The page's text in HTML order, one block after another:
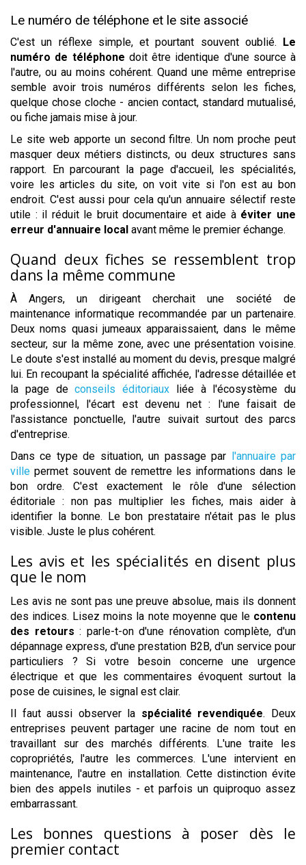
Le numéro de téléphone et le site associé
C'est un réflexe simple, et pourtant souvent oublié. Le
numéro de téléphone doit être identique d'une source à
l'autre, ou au moins cohérent. Quand une même entreprise
semble avoir trois numéros différents selon les fiches,
quelque chose cloche - ancien contact, standard mutualisé,
ou fiche jamais mise à jour.
Le site web apporte un second filtre. Un nom proche peut
masquer deux métiers distincts, ou deux structures sans
rapport. En parcourant la page d'accueil, les spécialités,
voire les articles du site, on voit vite si l'on est au bon
endroit. C'est aussi pour cela qu'un annuaire sélectif reste
utile : il réduit le bruit documentaire et aide à éviter une
erreur d'annuaire local avant même le premier échange.
Quand deux fiches se ressemblent trop
dans la même commune
À Angers, un dirigeant cherchait une société de
maintenance informatique recommandée par un partenaire.
Deux noms quasi jumeaux apparaissaient, dans le même
secteur, sur la même zone, avec une présentation voisine.
Le doute s'est installé au moment du devis, presque malgré
lui. En recoupant la spécialité affichée, l'adresse détaillée et
la page deconseils éditoriaux liée à l'écosystème du
professionnel, l'écart est devenu net : l'une faisait de
l'assistance ponctuelle, l'autre suivait surtout des parcs
d'entreprise.
Dans ce type de situation, un passage par
l'annuaire par
ville permet souvent de remettre les informations dans le
bon ordre. C'est exactement le rôle d'une sélection
éditoriale : non pas multiplier les fiches, mais aider à
identifier la bonne. Le bon prestataire n'était pas le plus
visible. Juste le plus cohérent.
Les avis et les spécialités en disent plus
que le nom
Les avis ne sont pas une preuve absolue, mais ils donnent
des indices. Lisez moins la note moyenne que le contenu
des retours : parle-t-on d'une rénovation complète, d'un
dépannage express, d'une prestation B2B, d'un service pour
particuliers ? Si votre besoin concerne une urgence
électrique et que les commentaires évoquent surtout la
pose de cuisines, le signal est clair.
Il faut aussi observer la spécialité revendiquée. Deux
entreprises peuvent partager une racine de nom tout en
travaillant sur des marchés différents. L'une traite les
copropriétés, l'autre les commerces. L'une intervient en
maintenance, l'autre en installation. Cette distinction évite
bien des appels inutiles - et parfois un quiproquo assez
embarrassant.
Les bonnes questions à poser dès le
premier contact